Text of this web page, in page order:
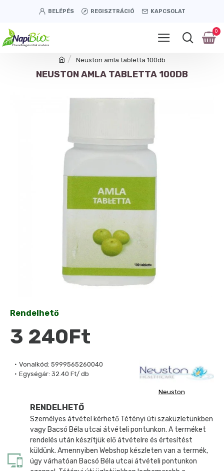
BELÉPÉS REGISZTRÁCIÓ KAPCSOLAT
0
Neuston amla tabletta 100db
NEUSTON AMLA TABLETTA 100DB
Vonalkód: 5999565260040
Egységár: 32.40 Ft/ db
Neuston
Rendelhető
3 240Ft
RENDELHETŐ
Személyes átvétel kérhető Tétényi úti szaküzletünkben
vagy Bacsó Béla utcai átvételi pontunkon. A terméket
rendelés után készítjük elő átvételre és értesítést
küldünk. Amennyiben Webshop készleten van a termék,
úgy várhatóan Bacsó Béla utcai átvételi pontunkon